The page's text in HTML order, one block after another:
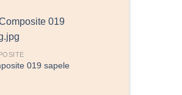
019 sapele